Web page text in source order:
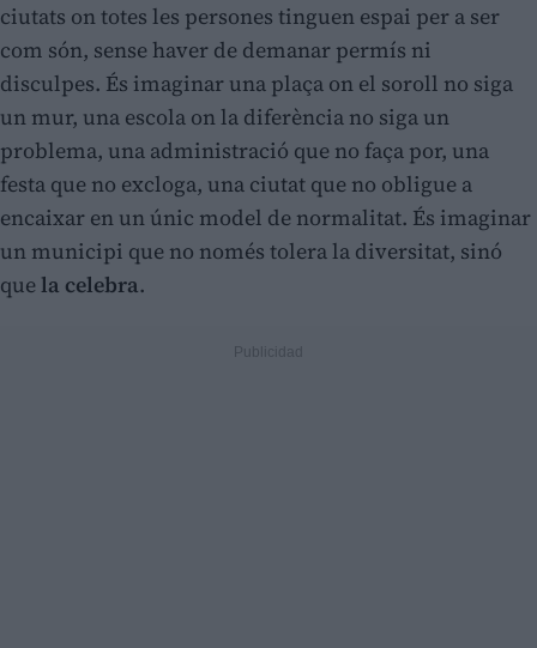
ciutats on totes les persones tinguen espai per a ser
com són, sense haver de demanar permís ni
disculpes. És imaginar una plaça on el soroll no siga
un mur, una escola on la diferència no siga un
problema, una administració que no faça por, una
festa que no excloga, una ciutat que no obligue a
encaixar en un únic model de normalitat. És imaginar
un municipi que no només tolera la diversitat, sinó
quela celebra.